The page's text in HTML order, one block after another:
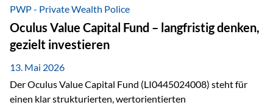
klassischer „Sicherheitsanker“ gilt, bieten Silber, Platin und
Palladium zusätzlich die Chance, von technologischen
Entwicklungen zu profitieren. Die Nachfrage entsteht nicht
nur durch Anleger, sondern vor allem durch die Industrie.
Gerade in…
PWP - Private Wealth Police
Oculus Value Capital Fund – langfristig denken,
gezielt investieren
13. Mai 2026
Der Oculus Value Capital Fund (LI0445024008) steht für
einen klar strukturierten, wertorientierten